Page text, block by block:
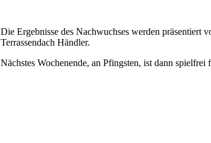
Die Ergebnisse des Nachwuchses werden präsentiert
Terrassendach Händler.
Nächstes Wochenende, an Pfingsten, ist dann spielfrei